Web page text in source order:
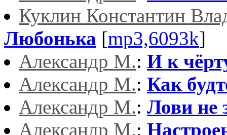
Куклин Константин
Любонька [mp3,6093k]
Александр М.: И к
Александр М.: Как
Александр М.: Лови не
Александр М.: